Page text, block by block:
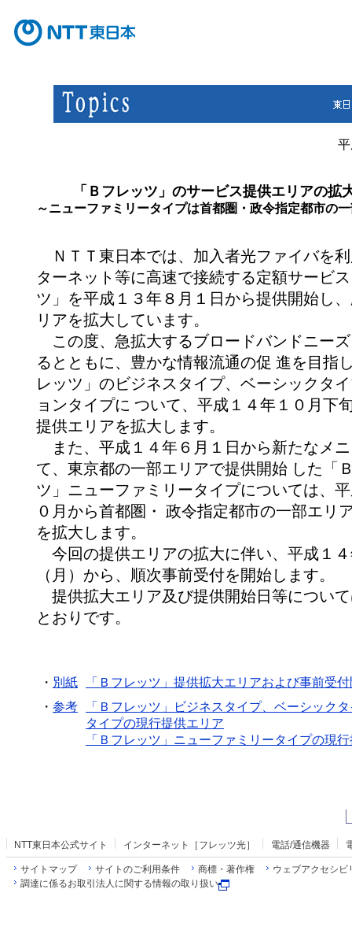
「Ｂフレッツ」のサービス提供エリアの拡
～ニューファミリータイプは首都圏・政令指定都市の
ＮＴＴ東日本では、加入者光ファイバを
ターネット等に高速で接続する定額サービ
ツ」を平成１３年８月１日から提供開始し
リアを拡大しています。
この度、急拡大するブロードバンドニー
るとともに、豊かな情報流通の促 進を目指
レッツ」のビジネスタイプ、ベーシックタ
ョンタイプに ついて、平成１４年１０月下
提供エリアを拡大します。
また、平成１４年６月１日から新たなメ
て、東京都の一部エリアで提供開始 した「
ツ」ニューファミリータイプについては、
０月から首都圏・ 政令指定都市の一部エリ
を拡大します。
今回の提供エリアの拡大に伴い、平成１
（月）から、順次事前受付を開始します。
提供拡大エリア及び提供開始日等につい
とおりです。
・ 別紙
「Ｂフレッツ」提供拡大エリアおよび事前受
・ 参考
「Ｂフレッツ」ビジネスタイプ、ベーシック
タイプの現行提供エリア
「Ｂフレッツ」ニューファミリータイプの現
NTT東日本公式サイト インターネット［フレッツ光］ 電話/通信機器
サイトマップ サイトのご利用条件 商標・著作権
ウェブアクセシビ
調達に係るお取引法人に関する情報の取り扱い